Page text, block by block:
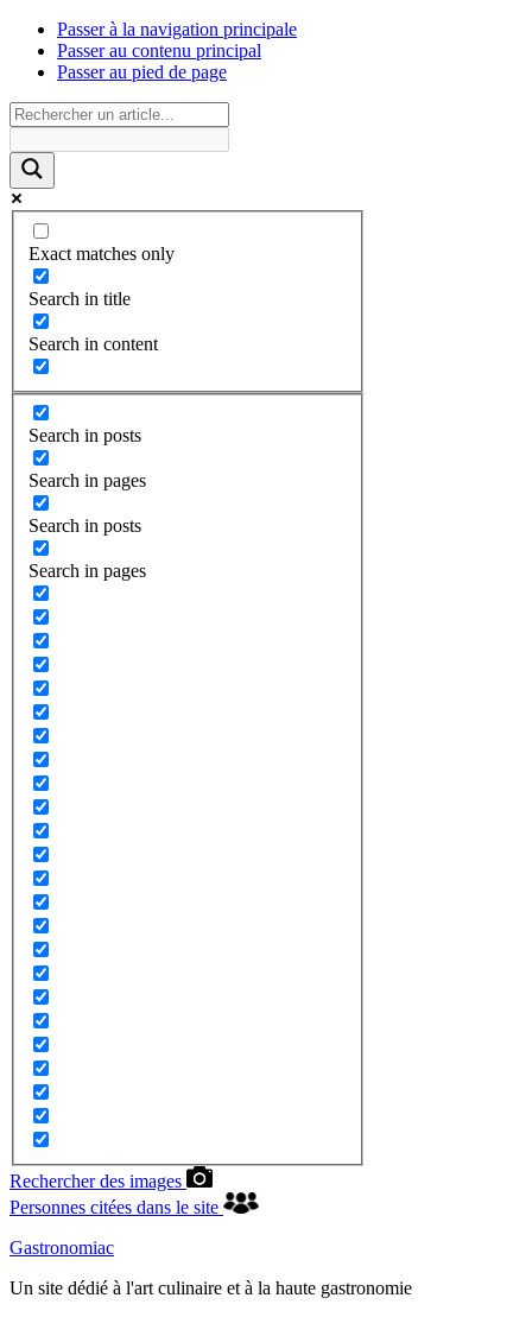
Passer à la navigation principale
Passer au contenu principal
Passer au pied de page
Exact matches only
Search in title
Search in content
Search in posts
Search in pages
Search in posts
Search in pages
Rechercher des images
Personnes citées dans le site
Gastronomiac
Un site dédié à l'art culinaire et à la haute gastronomie